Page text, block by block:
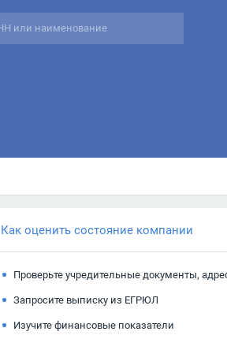
Как оценить состояние компании
Проверьте учредительные документы,
Запросите выписку из ЕГРЮЛ
Изучите финансовые показатели